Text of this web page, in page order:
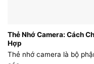
Thẻ Nhớ Camera: Cách
Hợp
Thẻ nhớ camera là bộ